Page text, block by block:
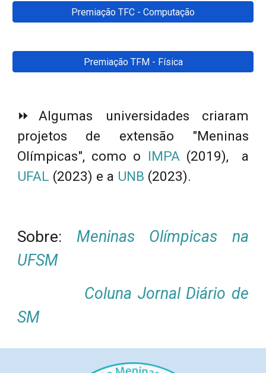
Premiação TFC - Computação
Premiação TFM - Física
⏩ Algumas universidades criaram
projetos de extensão "Meninas
Olímpicas", como o IMPA (2019), a
UFAL (2023) e a UNB (2023).
Sobre: Meninas Olímpicas na
UFSM
Coluna Jornal Diário de
SM